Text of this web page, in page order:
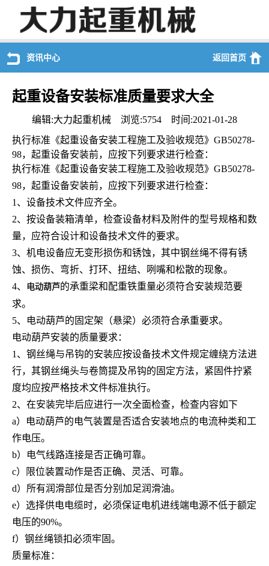
资讯中心 返回首页
起重设备安装标准质量要求大全
编辑:大力起重机械 浏览:5754 时间:2021-01-28
执行标准《起重设备安装工程施工及验收规范》 GB50278-
98，起重设备安装前，应按下列要求进行检查：
执行标准《起重设备安装工程施工及验收规范》 GB50278-
98，起重设备安装前，应按下列要求进行检查：
1、 设备技术文件应齐全。
2、 按设备装箱清单，检查设备材料及附件的型号规格和数
量，应符合设计和设备技术文件的要求。
3、 机电设备应无变形损伤和锈蚀，其中钢丝绳不得有锈
蚀、损伤、弯折、打环、扭结、咧嘴和松散的现象。
4、
电动葫芦的承重梁和配重铁重量必须符合安装规范要
求。
5、
电动葫芦的固定架（悬梁）必须符合承重要求。
电动葫芦安装的质量要求：
1、 钢丝绳与吊钩的安装应按设备技术文件规定缠绕方法进
行，其钢丝绳头与卷筒提及吊钩的固定方法，紧固件拧紧
度均应按严格技术文件标准执行。
2、 在安装完毕后应进行一次全面检查，检查内容如下
a）
电动葫芦的电气装置是否适合安装地点的电流种类和工
作电压。
b）
电气线路连接是否正确可靠。
c）
限位装置动作是否正确、灵活、可靠。
d） 所有润滑部位是否分别加足润滑油。
e） 选择供电电缆时，必须保证电机进线端电源不低于额定
电压的90%。
f） 钢丝绳锁扣必须牢固。
质量标准：